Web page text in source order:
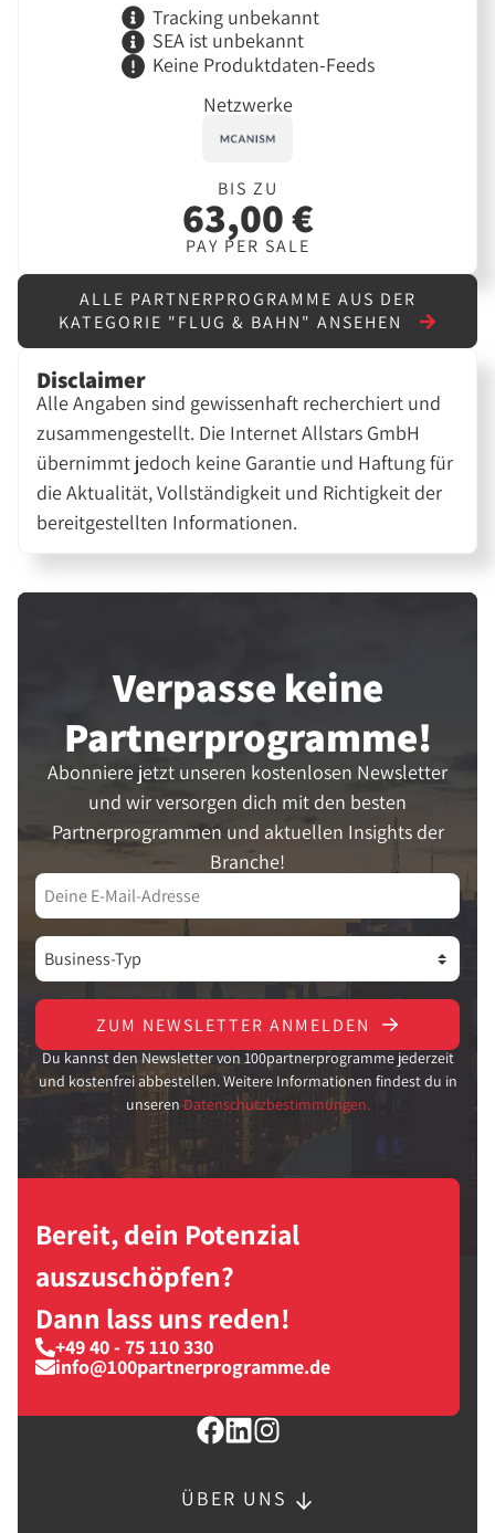
Tracking unbekannt
SEA ist unbekannt
Keine Produktdaten-Feeds
Netzwerke
BIS ZU
63,00 €
PAY PER SALE
ALLE PARTNERPROGRAMME AUS DER
KATEGORIE "FLUG & BAHN" ANSEHEN
Disclaimer
Alle Angaben sind gewissenhaft recherchiert und
zusammengestellt. Die Internet Allstars GmbH
übernimmt jedoch keine Garantie und Haftung für
die Aktualität, Vollständigkeit und Richtigkeit der
bereitgestellten Informationen.
Verpasse keine
Partner­programme!
Abonniere jetzt unseren kostenlosen Newsletter
und wir versorgen dich mit den besten
Partnerprogrammen und aktuellen Insights der
Branche!
ZUM NEWSLETTER ANMELDEN
Du kannst den Newsletter von 100partnerprogramme jederzeit
und kostenfrei abbestellen. Weitere Informationen findest du in
unseren Datenschutzbestimmungen.
Bereit, dein Potenzial
auszuschöpfen?
Dann lass uns reden!
+49 40 - 75 110 330
info@100partnerprogramme.de
ÜBER UNS